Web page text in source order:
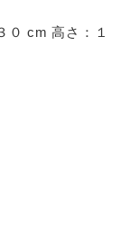
cm 高さ：１